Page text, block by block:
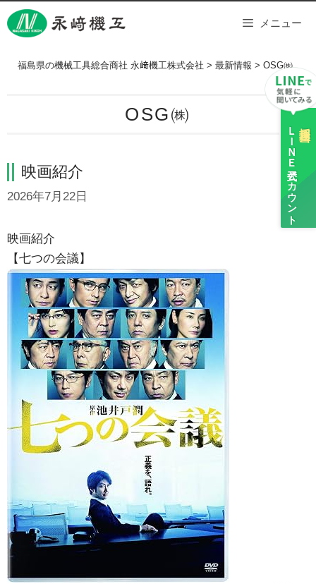
Skip
to
ＬＩＮＥ
公式アカウント
メニュー
福島県の機械工具総合商社 永﨑機工株式会社 > 最新情報 > OSG㈱
OSG㈱
映画紹介
2026年7月22日
映画紹介
【七つの会議】